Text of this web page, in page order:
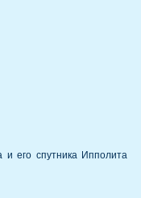
и его спутника Ипполита